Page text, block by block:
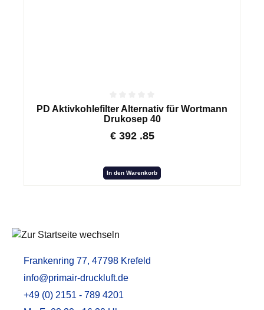
PD Aktivkohlefilter Alternativ für Wortmann
Drukosep 40
€ 392 .85
In den Warenkorb
Frankenring 77, 47798 Krefeld
info@primair-druckluft.de
+49 (0) 2151 - 789 4201